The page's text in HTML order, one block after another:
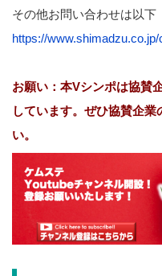
その他お問い合わせは以下
https://
お願い：本Vシンポは協賛
しています。ぜひ協賛企
い。